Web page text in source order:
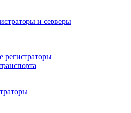
и серверы
регистраторы